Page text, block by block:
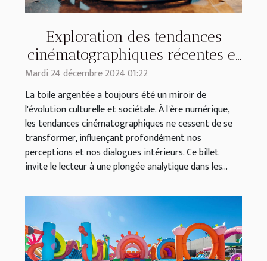
Exploration des tendances
cinématographiques récentes et
leur impact culturel
Mardi 24 décembre 2024 01:22
La toile argentée a toujours été un miroir de
l'évolution culturelle et sociétale. À l'ère numérique,
les tendances cinématographiques ne cessent de se
transformer, influençant profondément nos
perceptions et nos dialogues intérieurs. Ce billet
invite le lecteur à une plongée analytique dans les...